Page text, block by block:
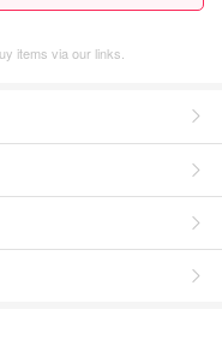
items via our links.